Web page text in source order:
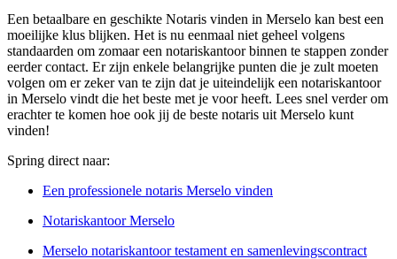
Een betaalbare en geschikte Notaris vinden in Merselo kan best een
moeilijke klus blijken. Het is nu eenmaal niet geheel volgens
standaarden om zomaar een notariskantoor binnen te stappen zonder
eerder contact. Er zijn enkele belangrijke punten die je zult moeten
volgen om er zeker van te zijn dat je uiteindelijk een notariskantoor
in Merselo vindt die het beste met je voor heeft. Lees snel verder om
erachter te komen hoe ook jij de beste notaris uit Merselo kunt
vinden!
Spring direct naar:
Een professionele notaris Merselo vinden
Notariskantoor Merselo
Merselo notariskantoor testament en samenlevingscontract